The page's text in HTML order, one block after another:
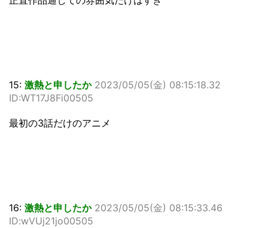
15: 激熱と申したか 2023/05/05(金) 08:15:18.32
ID:WT17J8Fi00505
最初の3話だけのアニメ
16: 激熱と申したか 2023/05/05(金) 08:15:33.46
ID:wVUj21jo00505